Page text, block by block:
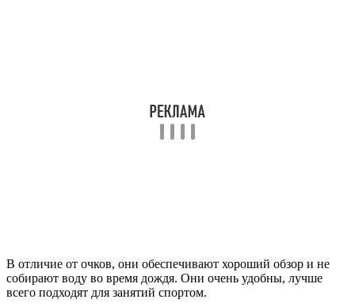
В отличие от очков, они обеспечивают хороший обзор и не
собирают воду во время дождя. Они очень удобны, лучше
всего подходят для занятий спортом.